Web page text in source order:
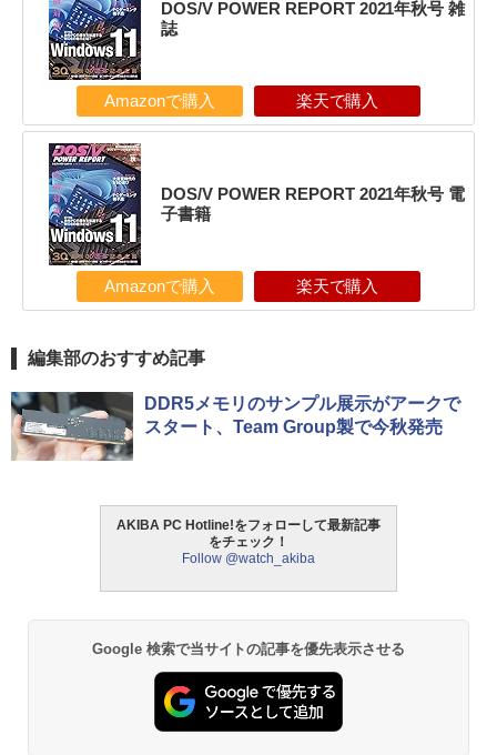
DOS/V POWER REPORT 2021年秋号 雑
誌
Amazonで購入 楽天で購入
DOS/V POWER REPORT 2021年秋号 電
子書籍
Amazonで購入 楽天で購入
編集部のおすすめ記事
DDR5メモリのサンプル展示がアークで
スタート、Team Group製で今秋発売
AKIBA PC Hotline!をフォローして最新記事
をチェック！
Follow @watch_akiba
Google 検索で当サイトの記事を優先表示させる